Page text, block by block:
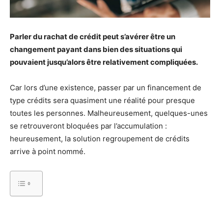
Parler du rachat de crédit peut s’avérer être un
changement payant dans bien des situations qui
pouvaient jusqu’alors être relativement compliquées.
Car lors d’une existence, passer par un financement de
type crédits sera quasiment une réalité pour presque
toutes les personnes. Malheureusement, quelques-unes
se retrouveront bloquées par l’accumulation :
heureusement, la solution regroupement de crédits
arrive à point nommé.